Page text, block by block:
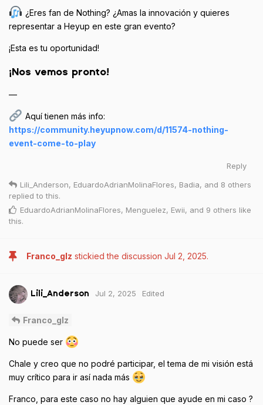
¿Eres fan de Nothing? ¿Amas la innovación y quieres
representar a Heyup en este gran evento?
¡Esta es tu oportunidad!
¡Nos vemos pronto!
—
Aquí tienen más info:
https://community.heyupnow.com/d/11574-nothing-
event-come-to-play
Reply
Lili_Anderson, EduardoAdrianMolinaFlores, Badia, and 8 others
replied to this.
EduardoAdrianMolinaFlores, Menguelez, Ewii, and 9 others like
this.
Franco_glz stickied the discussion Jul 2, 2025.
Lili_Anderson Jul 2, 2025 Edited
Franco_glz
No puede ser
Chale y creo que no podré participar, el tema de mi visión está
muy crítico para ir así nada más
Franco, para este caso no hay alguien que ayude en mi caso ?